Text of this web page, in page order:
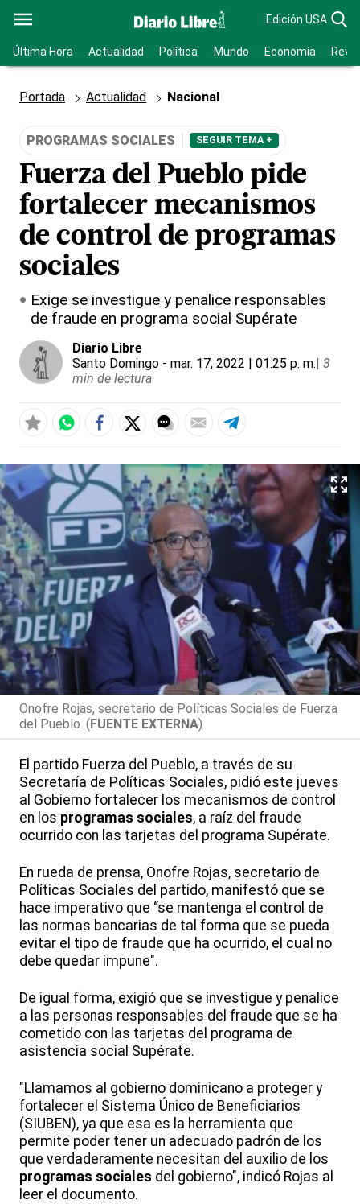
Edición USA
Última Hora Actualidad Política Mundo Economía
Portada Actualidad Nacional
PROGRAMAS SOCIALES SEGUIR TEMA +
Fuerza del Pueblo pide
fortalecer mecanismos
de control de programas
sociales
Exige se investigue y penalice responsables
de fraude en programa social Supérate
Diario Libre
Santo Domingo - mar. 17, 2022 | 01:25 p. m.| 3
min de lectura
Onofre Rojas, secretario de Políticas Sociales de Fuerza
del Pueblo. (FUENTE EXTERNA)
El partido Fuerza del Pueblo, a través de su
Secretaría de Políticas Sociales, pidió este jueves
al Gobierno fortalecer los mecanismos de control
en los programas sociales, a raíz del fraude
ocurrido con las tarjetas del programa Supérate.
En rueda de prensa, Onofre Rojas, secretario de
Políticas Sociales del partido, manifestó que se
hace imperativo que “se mantenga el control de
las normas bancarias de tal forma que se pueda
evitar el tipo de fraude que ha ocurrido, el cual no
debe quedar impune".
De igual forma, exigió que se investigue y penalice
a las personas responsables del fraude que se ha
cometido con las tarjetas del programa de
asistencia social Supérate.
"Llamamos al gobierno dominicano a proteger y
fortalecer el Sistema Único de Beneficiarios
(SIUBEN), ya que esa es la herramienta que
permite poder tener un adecuado padrón de los
que verdaderamente necesitan del auxilio de los
programas sociales del gobierno", indicó Rojas al
leer el documento.